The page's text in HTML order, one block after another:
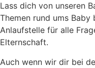
Lass dich von unseren
Themen rund ums
Anlaufstelle für alle
Elternschaft.
Auch wenn wir dir bei